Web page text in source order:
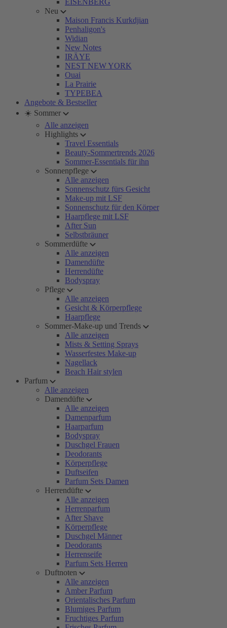
EISENBERG
Neu
Maison Francis Kurkdjian
Penhaligon's
Widian
New Notes
IRÄYE
NEST NEW YORK
Ouai
La Prairie
TYPEBEA
Angebote & Bestseller
☀️ Sommer
Alle anzeigen
Highlights
Travel Essentials
Beauty-Sommertrends 2026
Sommer-Essentials für ihn
Sonnenpflege
Alle anzeigen
Sonnenschutz fürs Gesicht
Make-up mit LSF
Sonnenschutz für den Körper
Haarpflege mit LSF
After Sun
Selbstbräuner
Sommerdüfte
Alle anzeigen
Damendüfte
Herrendüfte
Bodyspray
Pflege
Alle anzeigen
Gesicht & Körperpflege
Haarpflege
Sommer-Make-up und Trends
Alle anzeigen
Mists & Setting Sprays
Wasserfestes Make-up
Nagellack
Beach Hair stylen
Parfum
Alle anzeigen
Damendüfte
Alle anzeigen
Damenparfum
Haarparfum
Bodyspray
Duschgel Frauen
Deodorants
Körperpflege
Duftseifen
Parfum Sets Damen
Herrendüfte
Alle anzeigen
Herrenparfum
After Shave
Körperpflege
Duschgel Männer
Deodorants
Herrenseife
Parfum Sets Herren
Duftnoten
Alle anzeigen
Amber Parfum
Orientalisches Parfum
Blumiges Parfum
Fruchtiges Parfum